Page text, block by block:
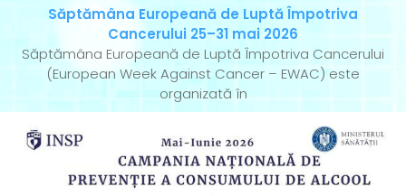
Săptămâna Europeană de Luptă Împotriva
Cancerului 25–31 mai 2026
Săptămâna Europeană de Luptă Împotriva Cancerului
(European Week Against Cancer – EWAC) este
organizată în